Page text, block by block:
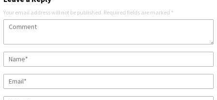
Your email address will not be published. Required fields are marked *